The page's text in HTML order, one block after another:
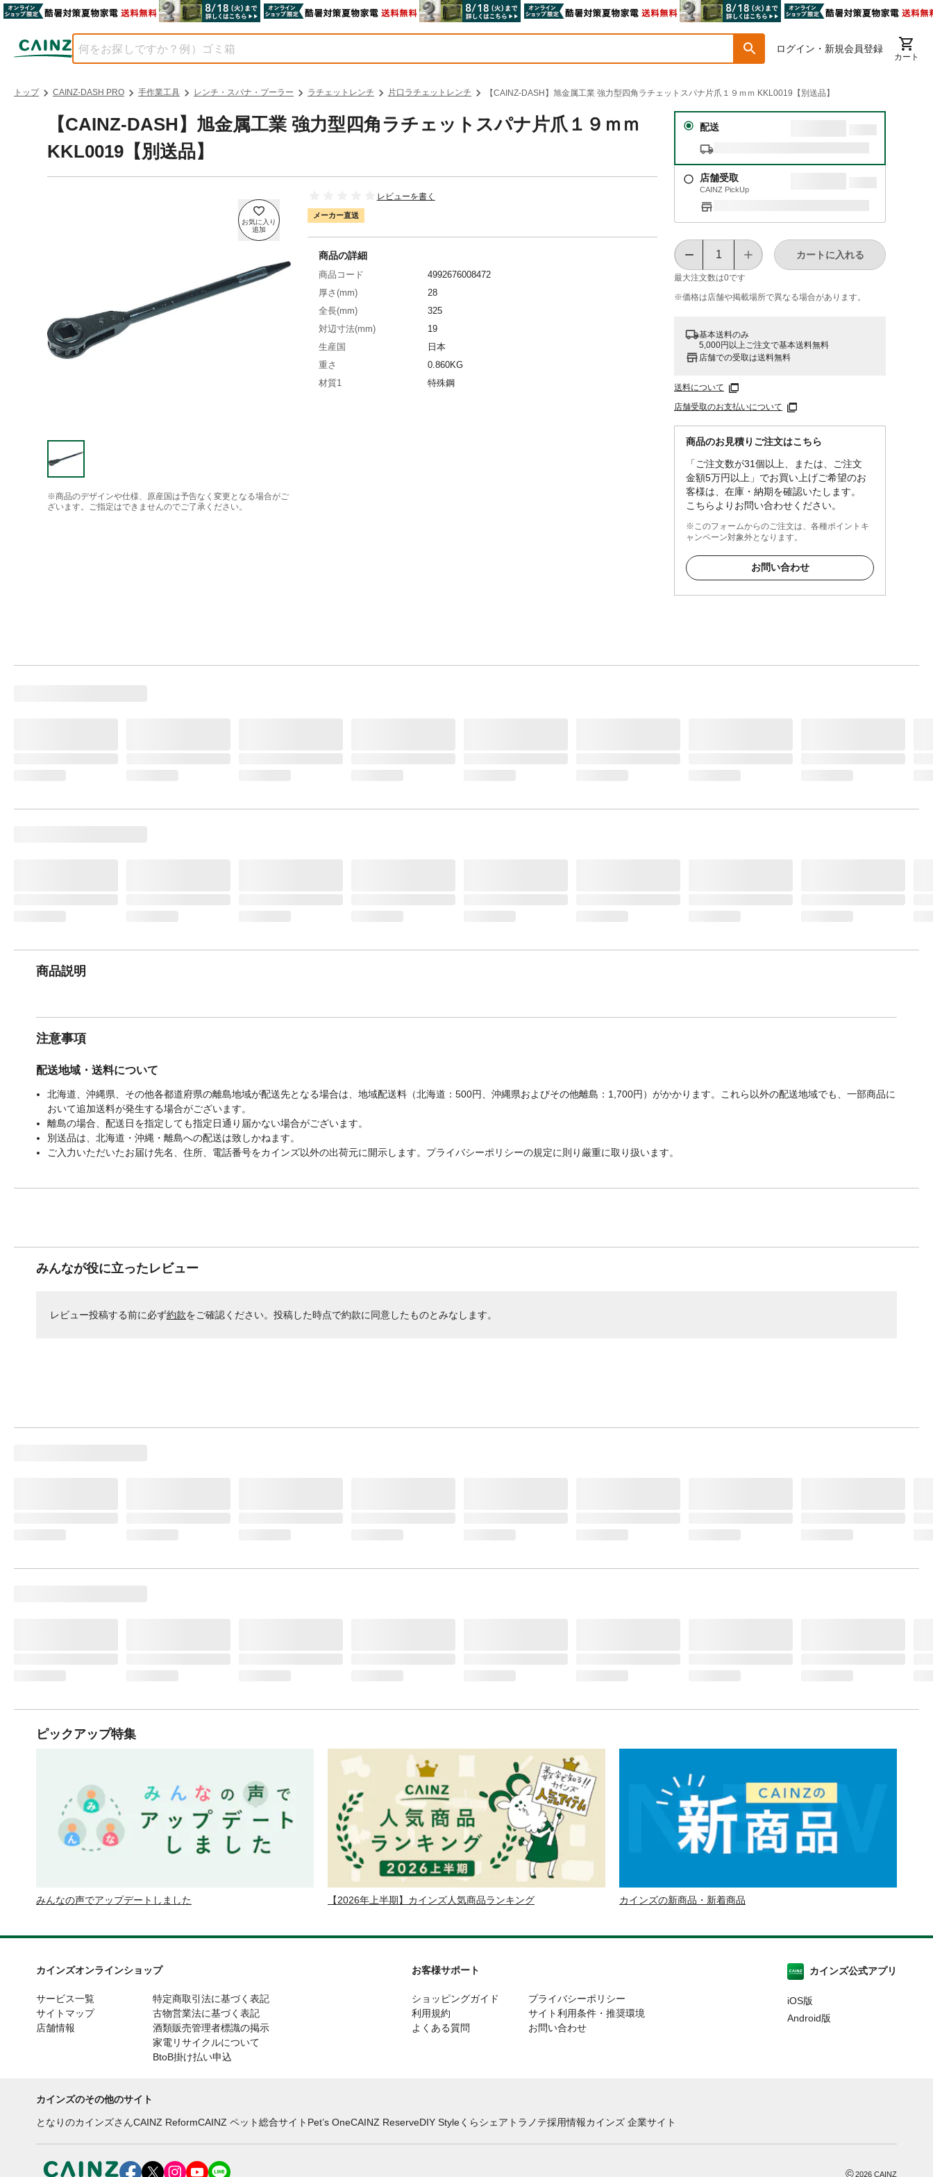
ログイン・新規会員登録
カート
トップ CAINZ-DASH PRO 手作業工具 レンチ・スパナ・プーラー ラチェットレンチ 片口ラチェットレンチ 【CAINZ-DASH】旭金属工業 強力型四角ラチェットスパナ片爪１９ｍｍ KKL0019【別送品】
【CAINZ-DASH】旭金属工業 強力型四角ラチェットスパナ片爪１９ｍｍ
KKL0019【別送品】
※商品のデザインや仕様、原産国は予告なく変更となる場合がご
ざいます。ご指定はできませんのでご了承ください。
レビューを書く
メーカー直送
配送
店舗受取
CAINZ PickUp
最大注文数は0です
カートに入れる
※価格は​店舗や​掲載場所で​異なる​場合が​あります。
基本送料のみ
5,000円以上ご注文で基本送料無料
店舗での受取は送料無料
送料について
店舗受取のお支払いについて
商品のお見積りご注文はこちら
「ご注文数が31個以上、または、ご注文
金額5万円以上」でお買い上げご希望のお
客様は、在庫・納期を確認いたします。
こちらよりお問い合わせください。
※このフォームからのご注文は、各種ポイントキ
ャンペーン対象外となります。
お問い合わせ
商品の詳細
商品コード
4992676008472
厚さ(mm)
28
全長(mm)
325
対辺寸法(mm)
19
生産国
日本
重さ
0.860KG
材質1
特殊鋼
商品説明
注意事項
配送地域・送料について
北海道、沖縄県、その他各都道府県の離島地域が配送先となる場合は、地域配送料（北海道：500円、沖縄県およびその他離島：1,700円）がかかります。これら以外の配送地域でも、一部商品に
おいて追加送料が発生する場合がございます。
離島の場合、配送日を指定しても指定日通り届かない場合がございます。
別送品は、北海道・沖縄・離島への配送は致しかねます。
ご入力いただいたお届け先名、住所、電話番号をカインズ以外の出荷元に開示します。プライバシーポリシーの規定に則り厳重に取り扱います。
みんなが役に立ったレビュー
レビュー投稿する前に必ず約款をご確認ください。投稿した時点で約款に同意したものとみなします。
ピックアップ特集
みんなの声でアップデートしました 【2026年上半期】カインズ人気商品ランキング カインズの新商品・新着商品
カインズオンラインショップ
サービス一覧
サイトマップ
店舗情報
特定商取引法に基づく表記
古物営業法に基づく表記
酒類販売管理者標識の掲示
家電リサイクルについて
BtoB掛け払い申込
お客様サポート
ショッピングガイド
利用規約
よくある質問
プライバシーポリシー
サイト利用条件・推奨環境
お問い合わせ
カインズ公式アプリ
iOS版
Android版
カインズのその他のサイト
となりのカインズさんCAINZ ReformCAINZ ペット総合サイト Pet’s OneCAINZ ReserveDIY Styleくらシェア トラノテ採用情報カインズ 企業サイト
©2026 CAINZ